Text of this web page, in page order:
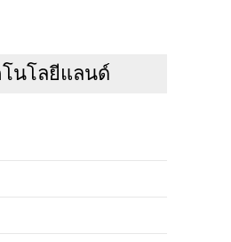
นโลยีแลนด์